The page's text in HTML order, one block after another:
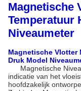
Magnetische
Temperatuur
Niveaumeter
Magnetische Vlotter
Druk Model
Magnetische
indicatie van het
hoofdzakelijk